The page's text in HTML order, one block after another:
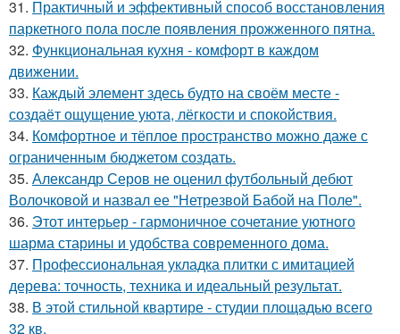
31. Практичный и эффективный способ восстановления
паркетного пола после появления прожженного пятна.
32. Функциональная кухня - комфорт в каждом
движении.
33. Каждый элемент здесь будто на своём месте -
создаёт ощущение уюта, лёгкости и спокойствия.
34. Комфортное и тёплое пространство можно даже с
ограниченным бюджетом создать.
35. Александр Серов не оценил футбольный дебют
Волочковой и назвал ее "Нетрезвой Бабой на Поле".
36. Этот интерьер - гармоничное сочетание уютного
шарма старины и удобства современного дома.
37. Профессиональная укладка плитки с имитацией
дерева: точность, техника и идеальный результат.
38. В этой стильной квартире - студии площадью всего
32 кв.